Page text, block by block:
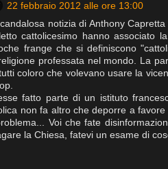
22 febbraio 2012 alle ore 13:00
notizia di Anthony
cattolicesimo hanno associato
frange che si definiscono
professata nel mondo. La
coloro che volevano usare la
fatto parte di un istituto
non fa altro che deporre a
Voi che fate
la Chiesa, fatevi un esame di